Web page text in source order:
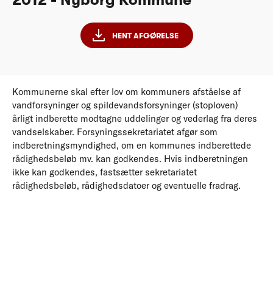
HENT AFGØRELSE
Kommunerne skal efter lov om kommuners afståelse af
vandforsyninger og spildevandsforsyninger (stoploven)
årligt indberette modtagne uddelinger og vederlag fra deres
vandselskaber. Forsyningssekretariatet afgør som
indberetningsmyndighed, om en kommunes indberettede
rådighedsbeløb mv. kan godkendes. Hvis indberetningen
ikke kan godkendes, fastsætter sekretariatet
rådighedsbeløb, rådighedsdatoer og eventuelle fradrag.